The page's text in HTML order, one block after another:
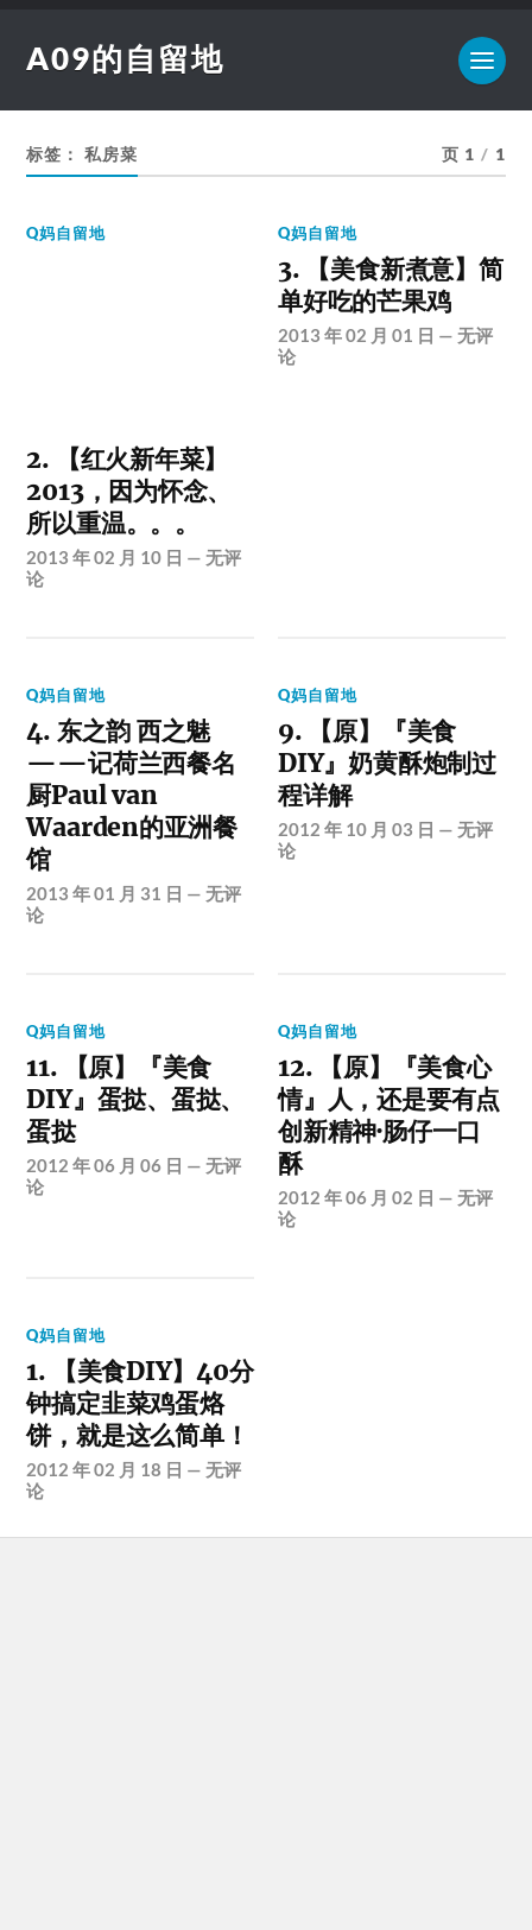
A09的自留地
标签：私房菜 页 1 / 1
Q妈自留地
2. 【红火新年菜】
2013，因为怀念、
所以重温。。。
2013 年 02 月 10 日 —无评
论
Q妈自留地
3. 【美食新煮意】简
单好吃的芒果鸡
2013 年 02 月 01 日 —无评
论
Q妈自留地
4. 东之韵 西之魅
——记荷兰西餐名
厨Paul van
Waarden的亚洲餐
馆
2013 年 01 月 31 日 —无评
论
Q妈自留地
9. 【原】『美食
DIY』奶黄酥炮制过
程详解
2012 年 10 月 03 日 —无评
论
Q妈自留地
11. 【原】『美食
DIY』蛋挞、蛋挞、
蛋挞
2012 年 06 月 06 日 —无评
论
Q妈自留地
12. 【原】『美食心
情』人，还是要有点
创新精神·肠仔一口
酥
2012 年 06 月 02 日 —无评
论
Q妈自留地
1. 【美食DIY】40分
钟搞定韭菜鸡蛋烙
饼，就是这么简单！
2012 年 02 月 18 日 —无评
论